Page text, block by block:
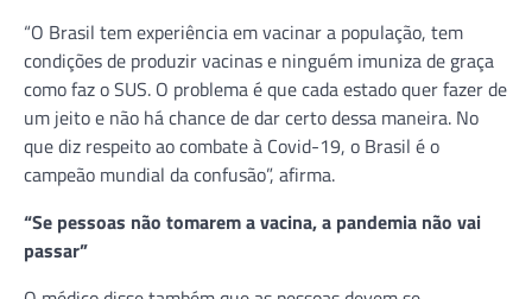
“O Brasil tem experiência em vacinar a população, tem
condições de produzir vacinas e ninguém imuniza de graça
como faz o SUS. O problema é que cada estado quer fazer de
um jeito e não há chance de dar certo dessa maneira. No
que diz respeito ao combate à Covid-19, o Brasil é o
campeão mundial da confusão”, afirma.
“Se pessoas não tomarem a vacina, a pandemia não vai
passar”